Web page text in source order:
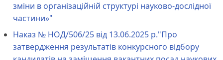
зміни в організаційній структурі науково-дослідної
частини»"
Наказ № НОД/506/25 від 13.06.2025 р."Про
затвердження результатів конкурсного відбору